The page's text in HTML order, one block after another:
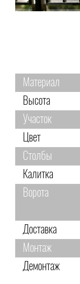
Материал
Высота
Участок
Цвет
Столбы
Калитка
Ворота
Доставка
Монтаж
Демонтаж